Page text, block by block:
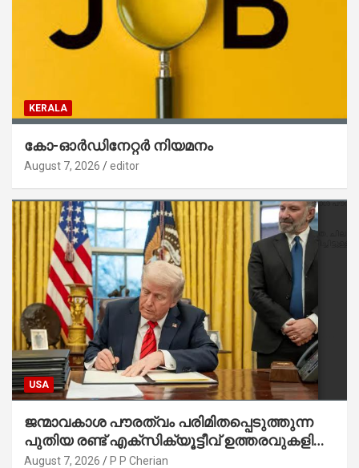
KERALA
കോ-ഓർഡിനേറ്റർ നിയമനം
August 7, 2026 editor
USA
ജന്മാവകാശ പൗരത്വം പരിമിതപ്പെടുത്തുന്ന
പുതിയ രണ്ട് എക്സിക്യൂട്ടീവ് ഉത്തരവുകളിൽ
ട്രംപ് ഒപ്പുവെച്ചു
August 7, 2026 P P Cherian